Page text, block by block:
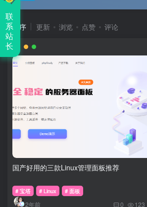
排序 更新 浏览 点赞 评论
国产好用的三款Linux管理面板推荐
# 宝塔 # Linux # 面板
2年前 0 123
联
系
站
长